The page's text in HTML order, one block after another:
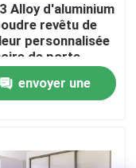
et des portes
Alloy d'aluminium
revêtu de
personnalisée
de porte
profilé en
envoyer une